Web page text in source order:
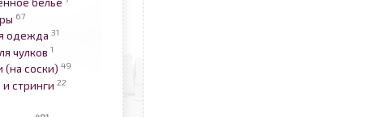
белье
67
одежда 31
чулков 1
(на соски) 49
и стринги 22